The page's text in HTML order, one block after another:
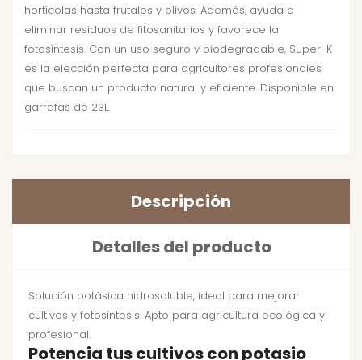
hortícolas hasta frutales y olivos. Además, ayuda a
eliminar residuos de fitosanitarios y favorece la
fotosíntesis. Con un uso seguro y biodegradable, Super-K
es la elección perfecta para agricultores profesionales
que buscan un producto natural y eficiente. Disponible en
garrafas de 23L.
Descripción
Detalles del producto
Solución potásica hidrosoluble, ideal para mejorar
cultivos y fotosíntesis. Apto para agricultura ecológica y
profesional.
Potencia tus cultivos con potasio